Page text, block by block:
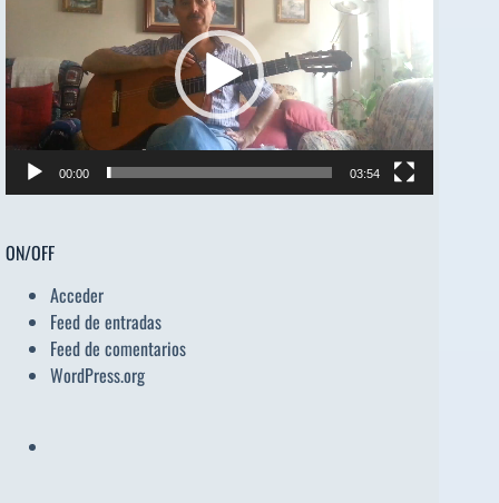
00:00 03:54
ON/OFF
Acceder
Feed de entradas
Feed de comentarios
WordPress.org